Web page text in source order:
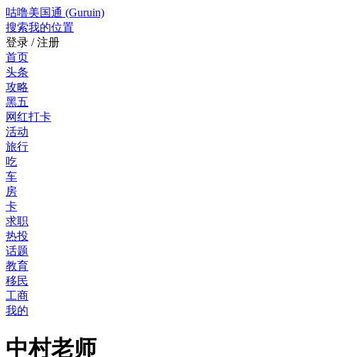
咕噜美国通 (Guruin)
搜索我的位置
登录 / 注册
首页
头条
攻略
黑五
网红打卡
活动
旅行
吃
车
房
卡
求职
热投
话题
教育
移民
工商
我的
中村老师